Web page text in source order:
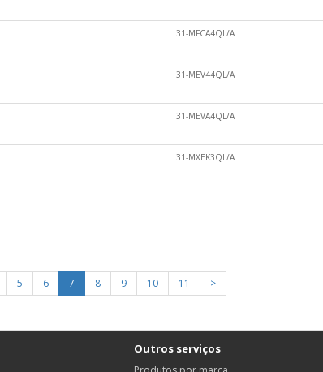
31-MFCA4QL/A
31-MEV44QL/A
31-MEVA4QL/A
31-MXEK3QL/A
5 6 7 8 9 10 11
>
Outros serviços